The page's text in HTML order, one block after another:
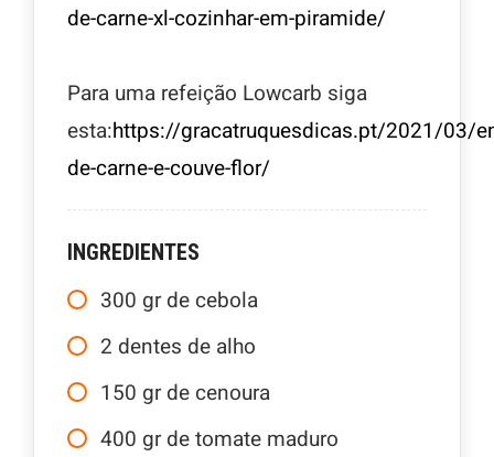
de-carne-xl-cozinhar-em-piramide/
Para uma refeição Lowcarb siga
esta:https://gracatruquesdicas.pt/2021/03/
de-carne-e-couve-flor/
INGREDIENTES
300 gr de cebola
2 dentes de alho
150 gr de cenoura
400 gr de tomate maduro